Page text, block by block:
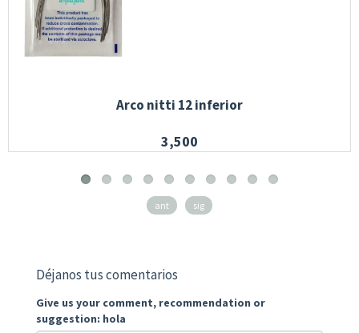
Arco nitti 12 inferior
3,500
ant sig
Déjanos tus comentarios
Give us your comment, recommendation or
suggestion: hola